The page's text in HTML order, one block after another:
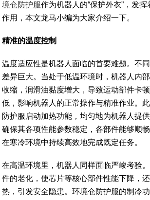
境仓防护服作为机器人的“保护外衣”，发挥
作用，本文龙马小编为大家介绍一下。
精准的温度控制
温度适应性是机器人面临的首要难题。不
差异巨大。当处于低温环境时，机器人内
收缩，润滑油黏度增大，导致运动部件卡
低，影响机器人的正常操作与精准作业。
防护服启动加热功能，均匀地为机器人提
确保其各项性能参数稳定，各部件能够顺
在寒冷环境中持续高效地完成既定任务。
在高温环境里，机器人同样面临严峻考验
件的老化，使芯片等核心部件性能下降，
热，引发安全隐患。环境仓防护服的制冷